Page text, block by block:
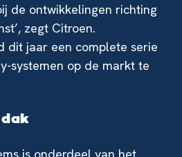
de ontwikkelingen richting
zegt Citroen.
dit jaar een complete serie
systemen op de markt te
dak
is onderdeel van het